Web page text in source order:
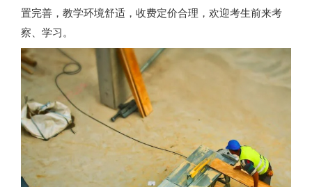
置完善，教学环境舒适，收费定价合理，欢迎考生前来考
察、学习。